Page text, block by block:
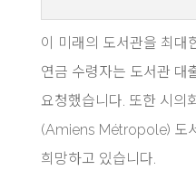
이 미래의 도서관을 최대
연금 수령자는 도서관 대
요청했습니다. 또한 시의
(Amiens Métropole) 도
희망하고 있습니다.